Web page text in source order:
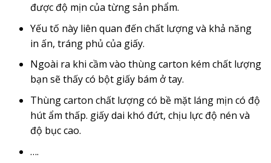
được độ mịn của từng sản phẩm.
Yếu tố này liên quan đến chất lượng và khả năng
in ấn, tráng phủ của giấy.
Ngoài ra khi cầm vào thùng carton kém chất lượng
bạn sẽ thấy có bột giấy bám ở tay.
Thùng carton chất lượng có bề mặt láng mịn có độ
hút ẩm thấp. giấy dai khó đứt, chịu lực độ nén và
độ bục cao.
….